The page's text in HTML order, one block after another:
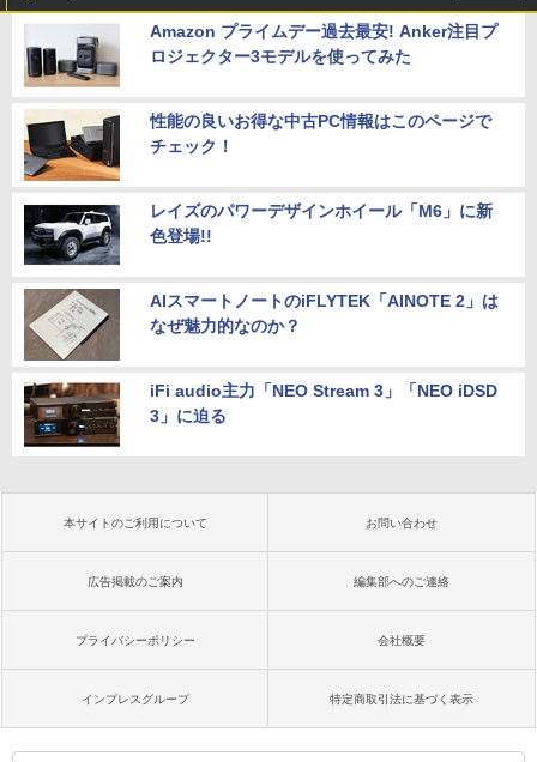
Amazon プライムデー過去最安! Anker注目プ
ロジェクター3モデルを使ってみた
性能の良いお得な中古PC情報はこのページで
チェック！
レイズのパワーデザインホイール「M6」に新
色登場!!
AIスマートノートのiFLYTEK「AINOTE 2」は
なぜ魅力的なのか？
iFi audio主力「NEO Stream 3」「NEO iDSD
3」に迫る
本サイトのご利用について お問い合わせ
広告掲載のご案内 編集部へのご連絡
プライバシーポリシー 会社概要
インプレスグループ 特定商取引法に基づく表示